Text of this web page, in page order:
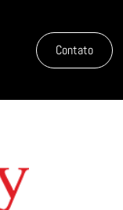
Contato